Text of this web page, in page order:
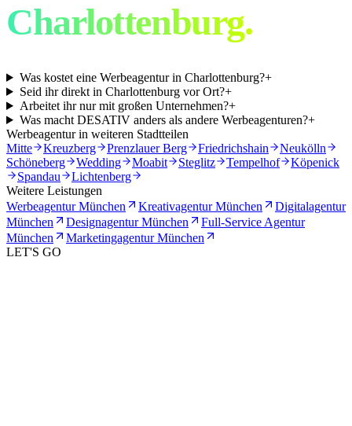
Charlottenburg.
Was kostet eine Werbeagentur in Charlottenburg?+
Seid ihr direkt in Charlottenburg vor Ort?+
Arbeitet ihr nur mit großen Unternehmen?+
Was macht DESATIV anders als andere Werbeagenturen?+
Werbeagentur in weiteren Stadtteilen
Mitte
Kreuzberg Prenzlauer Berg Friedrichshain
Neukölln
Schöneberg
Wedding Moabit Steglitz Tempelhof
Köpenick
Spandau
Lichtenberg
Weitere Leistungen
Werbeagentur München
Kreativagentur München
Digitalagentur
München
Designagentur München
Full-Service Agentur
München
Marketingagentur München
LET'S GO